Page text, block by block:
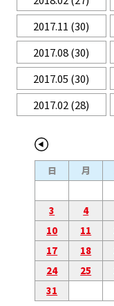
2017.11 (30)
2017.08(30)
2017.05 (30)
2017.02(28)
日 月
3
4
10
11
17
18
24
25
31